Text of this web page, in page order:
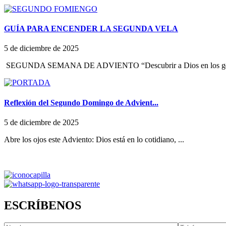
GUÍA PARA ENCENDER LA SEGUNDA VELA
5 de diciembre de 2025
SEGUNDA SEMANA DE ADVIENTO “Descubrir a Dios en los
Reflexión del Segundo Domingo de Advient...
5 de diciembre de 2025
Abre los ojos este Adviento: Dios está en lo cotidiano, ...
ESCRÍBENOS